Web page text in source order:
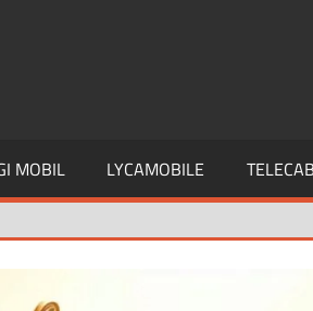
MOBIL LYCAMOBILE